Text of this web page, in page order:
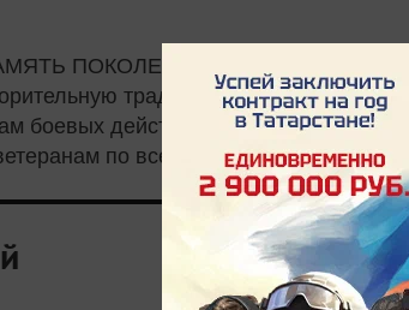
ПОКОЛЕНИЙ» — единственная в
традицию по оказанию
боевых действий. Фонд основан 22
по всей стране на сумму